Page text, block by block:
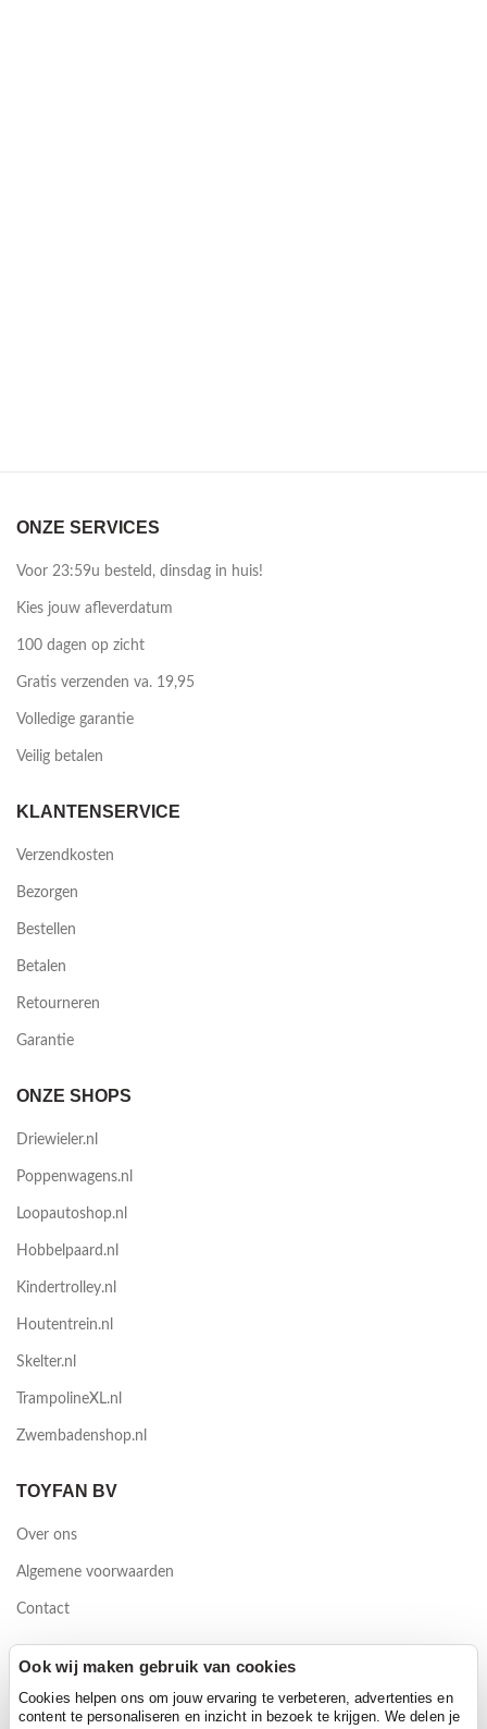
ONZE SERVICES
Voor 23:59u besteld, dinsdag in huis!
Kies jouw afleverdatum
100 dagen op zicht
Gratis verzenden va. 19,95
Volledige garantie
Veilig betalen
KLANTENSERVICE
Verzendkosten
Bezorgen
Bestellen
Betalen
Retourneren
Garantie
ONZE SHOPS
Driewieler.nl
Poppenwagens.nl
Loopautoshop.nl
Hobbelpaard.nl
Kindertrolley.nl
Houtentrein.nl
Skelter.nl
TrampolineXL.nl
Zwembadenshop.nl
TOYFAN BV
Over ons
Algemene voorwaarden
Contact
Ook wij maken gebruik van cookies
Cookies helpen ons om jouw ervaring te verbeteren, advertenties en
content te personaliseren en inzicht in bezoek te krijgen. We delen je